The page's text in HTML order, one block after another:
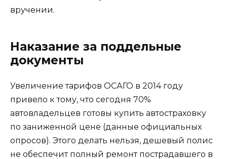
вручении.
Наказание за поддельные
документы
Увеличение тарифов ОСАГО в 2014 году
привело к тому, что сегодня 70%
автовладельцев готовы купить автостраховку
по заниженной цене (данные официальных
опросов). Этого делать нельзя, дешевый полис
не обеспечит полный ремонт пострадавшего в